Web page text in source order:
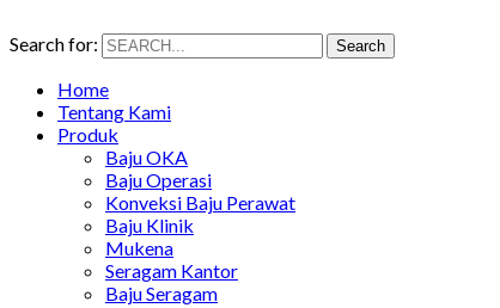
Search for: Search
Home
Tentang Kami
Produk
Baju OKA
Baju Operasi
Konveksi Baju Perawat
Baju Klinik
Mukena
Seragam Kantor
Baju Seragam